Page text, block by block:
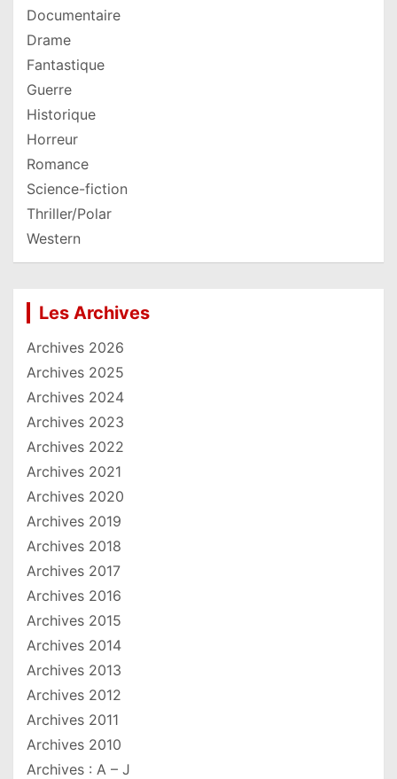
Documentaire
Drame
Fantastique
Guerre
Historique
Horreur
Romance
Science-fiction
Thriller/Polar
Western
Les Archives
Archives 2026
Archives 2025
Archives 2024
Archives 2023
Archives 2022
Archives 2021
Archives 2020
Archives 2019
Archives 2018
Archives 2017
Archives 2016
Archives 2015
Archives 2014
Archives 2013
Archives 2012
Archives 2011
Archives 2010
Archives : A – J